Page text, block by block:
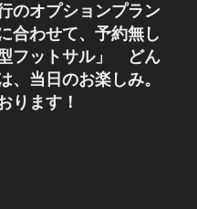
のオプションプラン
合わせて、予約無し
フットサル」 どん
、当日のお楽しみ。
ります！